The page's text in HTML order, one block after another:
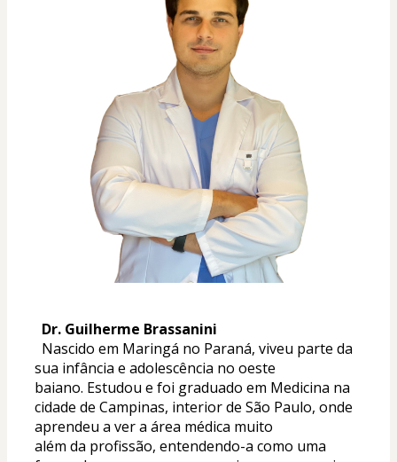
  Dr. Guilherme Brassanini
sua infância e adolescência no oeste
baiano. Estudou e foi graduado em Medicina na
cidade de Campinas, interior de São Paulo, onde
aprendeu a ver a área médica muito
além da profissão, entendendo-a como uma